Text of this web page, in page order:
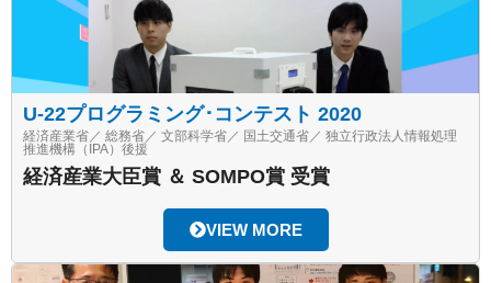
U-22プログラミング･コンテスト 2020
経済産業省／ 総務省／ 文部科学省／ 国土交通省／ 独立行政法人情報処理
推進機構（IPA）後援
経済産業大臣賞 ＆ SOMPO賞 受賞
VIEW MORE